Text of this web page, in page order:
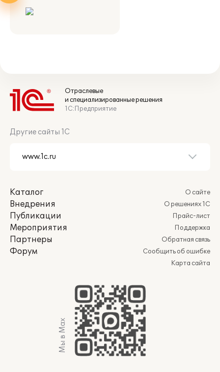
Отраслевые
и специализированные решения
1С:Предприятие
Другие сайты 1С
Каталог
Внедрения
Публикации
Мероприятия
Партнеры
Форум
О сайте
О решениях 1С
Прайс-лист
Поддержка
Обратная связь
Сообщить об ошибке
Карта сайта
Мы в Max